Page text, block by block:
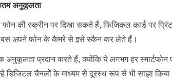
अनुकूलता
की स्क्रीन पर दिखा सकते हैं, फिजिकल कार्ड पर
बस अपने फोन के कैमरे से इसे स्कैन कर लेते हैं।
प्रदान करते हैं, क्योंकि ये लगभग हर
डिजिटल चैनलों के माध्यम से दूरस्थ रूप से भी साझा